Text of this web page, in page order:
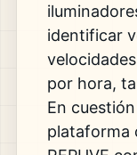
identificar
por hora,
En
plataforma